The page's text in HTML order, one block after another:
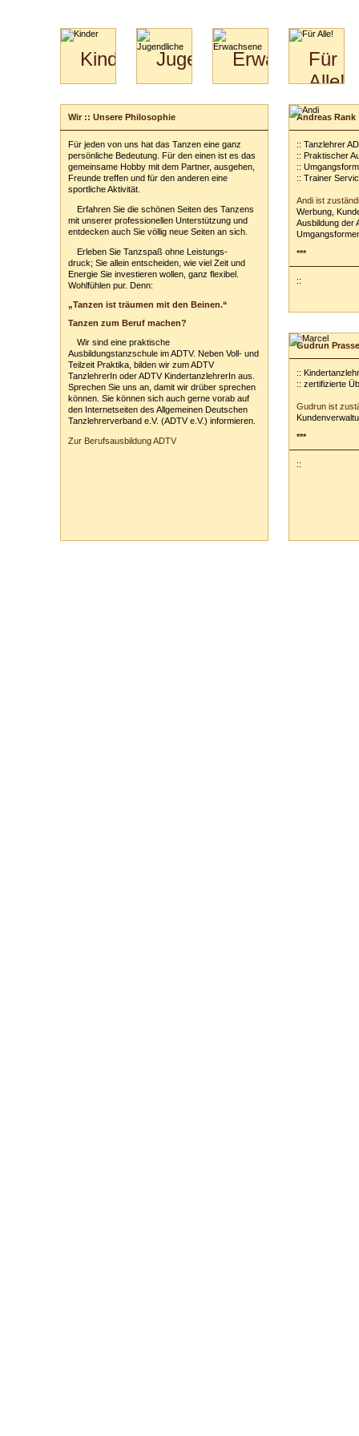
Kinder
Kids
&
Kiga-
Kids
3-
6
JugendlicheErwachsene
Specials
Paare
Hochzeitstanzkurs
Für
Alle!
Bilder
Download
Video
Partner
Catering
Wir :: Unsere Philosophie
Für jeden von uns hat das Tanzen eine ganz
persönliche Bedeutung. Für den einen ist es das
gemeinsame Hobby mit dem Partner, ausgehen,
Freunde treffen und für den anderen eine
sportliche Aktivität.
Erfahren Sie die schönen Seiten des Tanzens
mit unserer professionellen Unterstützung und
entdecken auch Sie völlig neue Seiten an sich.
Erleben Sie Tanzspaß ohne Leistungs-
druck; Sie allein entscheiden, wie viel Zeit und
Energie Sie investieren wollen, ganz flexibel.
Wohlfühlen pur. Denn:
„Tanzen ist träumen mit den Beinen.“
Tanzen zum Beruf machen?
Wir sind eine praktische
Ausbildungstanzschule im ADTV. Neben Voll- und
Teilzeit Praktika, bilden wir zum ADTV
TanzlehrerIn oder ADTV KindertanzlehrerIn aus.
Sprechen Sie uns an, damit wir drüber sprechen
können. Sie können sich auch gerne vorab auf
den Internetseiten des Allgemeinen Deutschen
Tanzlehrerverband e.V. (ADTV e.V.) informieren.
Zur Berufsausbildung ADTV
Andreas Rank
:: Tanzlehrer
:: Praktischer
::
:: Trainer
Andi ist
Werbung,
Ausbildung der
***
::
Gudrun Prasse
::
:: zertifizierte
Gudrun ist
***
::